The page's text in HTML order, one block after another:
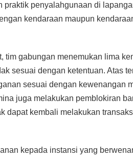
praktik penyalahgunaan di
kendaraan maupun
tim gabungan menemukan lima
sesuai dengan ketentuan. Atas
sesuai dengan kewenangan
juga melakukan pemblokiran
dapat kembali melakukan
kepada instansi yang